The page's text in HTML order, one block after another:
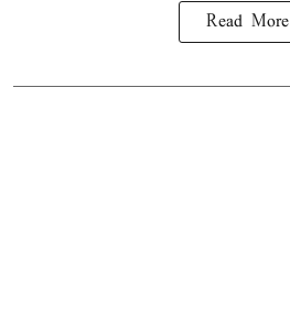
Read More